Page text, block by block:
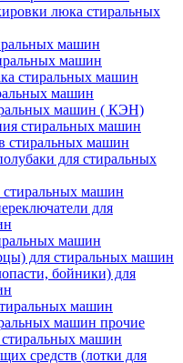
люка стиральных
машин
машин
стиральных машин
машин
машин ( КЭН)
стиральных машин
стиральных машин
для стиральных
машин
для
машин
для стиральных машин
бойники) для
машин
машин прочие
машин
средств (лотки для